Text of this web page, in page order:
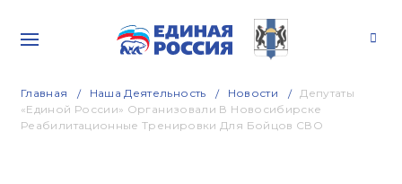
Главная Наша Деятельность Новости
Депутаты
«Единой России» Организовали В Новосибирске
Реабилитационные Тренировки Для Бойцов СВО